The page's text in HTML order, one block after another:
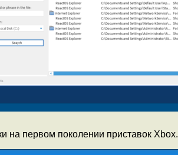
на первом поколении приставок Xbox.